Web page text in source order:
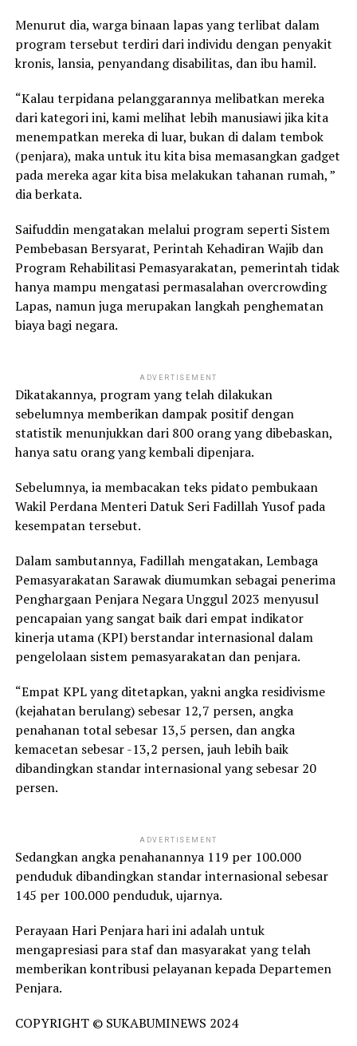
Menurut dia, warga binaan lapas yang terlibat dalam
program tersebut terdiri dari individu dengan penyakit
kronis, lansia, penyandang disabilitas, dan ibu hamil.
“Kalau terpidana pelanggarannya melibatkan mereka
dari kategori ini, kami melihat lebih manusiawi jika kita
menempatkan mereka di luar, bukan di dalam tembok
(penjara), maka untuk itu kita bisa memasangkan gadget
pada mereka agar kita bisa melakukan tahanan rumah, ”
dia berkata.
Saifuddin mengatakan melalui program seperti Sistem
Pembebasan Bersyarat, Perintah Kehadiran Wajib dan
Program Rehabilitasi Pemasyarakatan, pemerintah tidak
hanya mampu mengatasi permasalahan overcrowding
Lapas, namun juga merupakan langkah penghematan
biaya bagi negara.
ADVERTISEMENT
Dikatakannya, program yang telah dilakukan
sebelumnya memberikan dampak positif dengan
statistik menunjukkan dari 800 orang yang dibebaskan,
hanya satu orang yang kembali dipenjara.
Sebelumnya, ia membacakan teks pidato pembukaan
Wakil Perdana Menteri Datuk Seri Fadillah Yusof pada
kesempatan tersebut.
Dalam sambutannya, Fadillah mengatakan, Lembaga
Pemasyarakatan Sarawak diumumkan sebagai penerima
Penghargaan Penjara Negara Unggul 2023 menyusul
pencapaian yang sangat baik dari empat indikator
kinerja utama (KPI) berstandar internasional dalam
pengelolaan sistem pemasyarakatan dan penjara.
“Empat KPL yang ditetapkan, yakni angka residivisme
(kejahatan berulang) sebesar 12,7 persen, angka
penahanan total sebesar 13,5 persen, dan angka
kemacetan sebesar -13,2 persen, jauh lebih baik
dibandingkan standar internasional yang sebesar 20
persen.
ADVERTISEMENT
Sedangkan angka penahanannya 119 per 100.000
penduduk dibandingkan standar internasional sebesar
145 per 100.000 penduduk, ujarnya.
Perayaan Hari Penjara hari ini adalah untuk
mengapresiasi para staf dan masyarakat yang telah
memberikan kontribusi pelayanan kepada Departemen
Penjara.
COPYRIGHT © SUKABUMINEWS 2024